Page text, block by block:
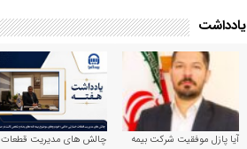
یادداشت
آیا پازل موفقیت شرکت بیمه
چالش های مدیریت قطعات